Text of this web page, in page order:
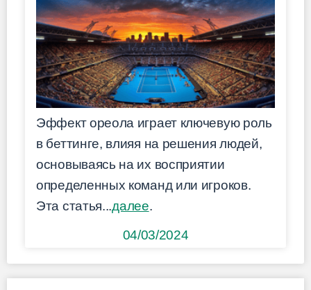
Эффект ореола играет ключевую роль
в беттинге, влияя на решения людей,
основываясь на их восприятии
определенных команд или игроков.
Эта статья...далее.
04/03/2024